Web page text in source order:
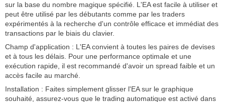
sur la base du nombre magique spécifié. L'EA est facile à utiliser et
peut être utilisé par les débutants comme par les traders
expérimentés à la recherche d'un contrôle efficace et immédiat des
transactions par le biais du clavier.
Champ d'application : L'EA convient à toutes les paires de devises
et à tous les délais. Pour une performance optimale et une
exécution rapide, il est recommandé d'avoir un spread faible et un
accès facile au marché.
Installation : Faites simplement glisser l'EA sur le graphique
souhaité, assurez-vous que le trading automatique est activé dans